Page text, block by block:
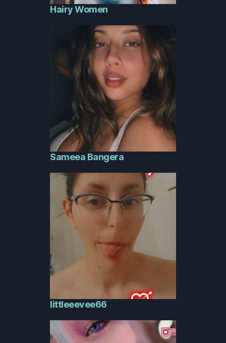
Hairy Women
Sameea Bangera
littleeevee66